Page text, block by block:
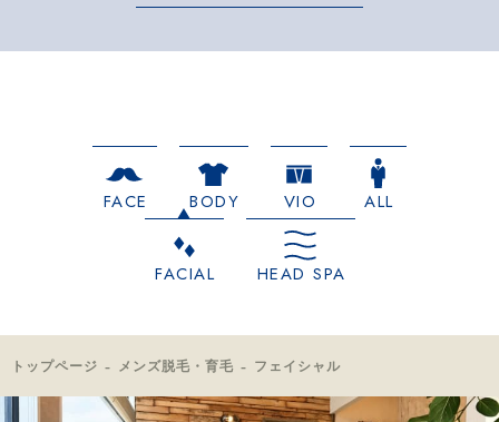
FACE BODY VIO ALL
FACIAL HEAD SPA
トップページ メンズ脱毛・育毛 フェイシャル